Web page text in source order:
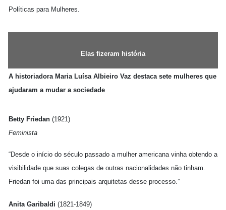
Políticas para Mulheres.
Elas fizeram história
A historiadora Maria Luísa Albieiro Vaz destaca sete mulheres que
ajudaram a mudar a sociedade
Betty Friedan (1921)
Feminista
“Desde o início do século passado a mulher americana vinha obtendo a
visibilidade que suas colegas de outras nacionalidades não tinham.
Friedan foi uma das principais arquitetas desse processo.”
Anita Garibaldi (1821-1849)